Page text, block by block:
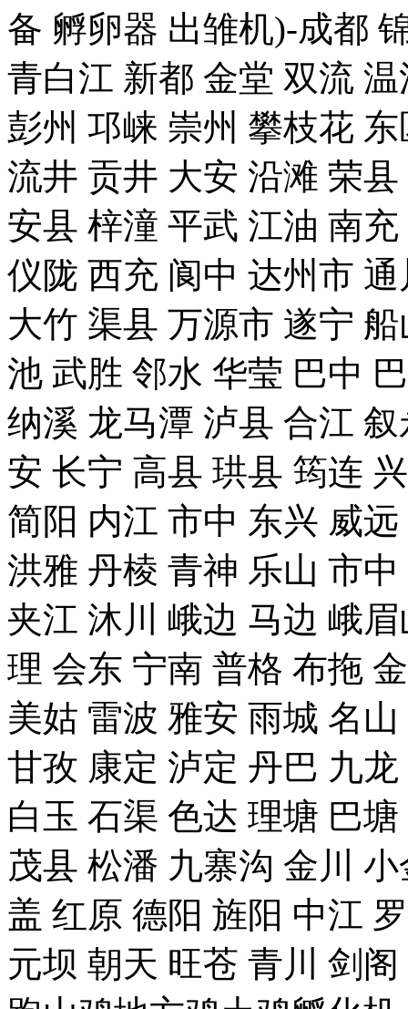
备 孵卵器 出雏机)-成都
青白江 新都 金堂 双流
彭州 邛崃 崇州 攀枝花
流井 贡井 大安 沿滩 荣
安县 梓潼 平武 江油 南
仪陇 西充 阆中 达州市
大竹 渠县 万源市 遂宁
池 武胜 邻水 华莹 巴中
纳溪 龙马潭 泸县 合江
安 长宁 高县 珙县 筠连
简阳 内江 市中 东兴 威
洪雅 丹棱 青神 乐山 市
夹江 沐川 峨边 马边 峨
理 会东 宁南 普格 布拖
美姑 雷波 雅安 雨城 名
甘孜 康定 泸定 丹巴 九
白玉 石渠 色达 理塘 巴
茂县 松潘 九寨沟 金川
盖 红原 德阳 旌阳 中江
元坝 朝天 旺苍 青川 剑